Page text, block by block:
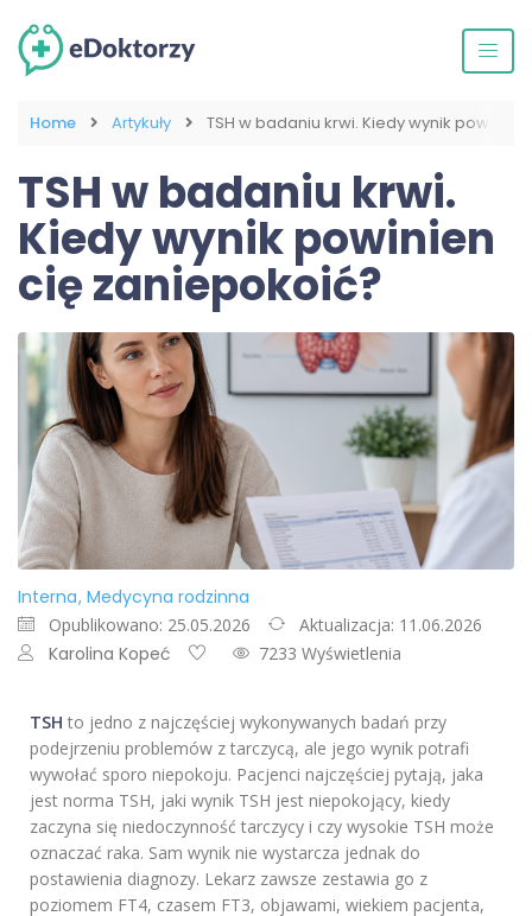
Home Artykuły TSH w badaniu krwi. Kiedy wynik
TSH w badaniu krwi.
Kiedy wynik powinien
cię zaniepokoić?
Interna Medycyna rodzinna
Opublikowano: 25.05.2026 Aktualizacja: 11.06.2026
Karolina Kopeć 7233 Wyświetlenia
TSH to jedno z najczęściej wykonywanych badań przy
podejrzeniu problemów z tarczycą, ale jego wynik potrafi
wywołać sporo niepokoju. Pacjenci najczęściej pytają, jaka
jest norma TSH, jaki wynik TSH jest niepokojący, kiedy
zaczyna się niedoczynność tarczycy i czy wysokie TSH może
oznaczać raka. Sam wynik nie wystarcza jednak do
postawienia diagnozy. Lekarz zawsze zestawia go z
poziomem FT4, czasem FT3, objawami, wiekiem pacjenta,